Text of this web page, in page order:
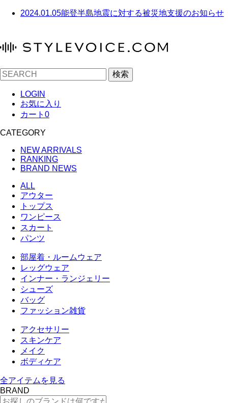
2024.01.05能登半島地震に対する被災地支援のお知らせ
検索
LOGIN
お気に入り
カート 0
CATEGORY
NEW ARRIVALS
RANKING
BRAND NEWS
ALL
アウター
トップス
ワンピース
スカート
パンツ
部屋着・ルームウェア
レッグウェア
インナー・ランジェリー
シューズ
バッグ
ファッション雑貨
アクセサリー
スキンケア
メイク
ボディケア
全アイテムを見る
BRAND